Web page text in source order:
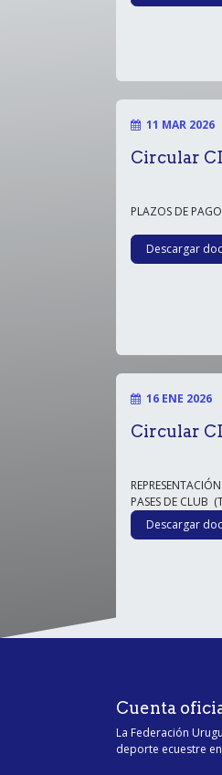
11 MAR 2026
Circular
PLAZOS DE
Descargar
16 ENE 2026
Circular
PASES DE CLUB
Descargar
Cuenta
La Federación
deporte ecuestre